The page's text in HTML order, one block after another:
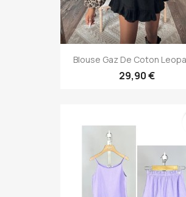
Blouse Gaz De Coton
29,90 €